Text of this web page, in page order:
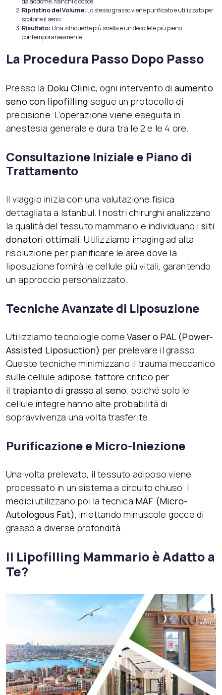
Ripristino del Volume: Lo stesso grasso viene purificato e utilizzato per
scolpire il seno.
Risultato: Una silhouette più snella e un décolleté più pieno
contemporaneamente.
La Procedura Passo Dopo Passo
Presso la Doku Clinic, ogni intervento di aumento
seno con lipofilling segue un protocollo di
precisione. L’operazione viene eseguita in
anestesia generale e dura tra le 2 e le 4 ore.
Consultazione Iniziale e Piano di
Trattamento
Il viaggio inizia con una valutazione fisica
dettagliata a Istanbul. I nostri chirurghi analizzano
la qualità del tessuto mammario e individuano i siti
donatori ottimali. Utilizziamo imaging ad alta
risoluzione per pianificare le aree dove la
liposuzione fornirà le cellule più vitali, garantendo
un approccio personalizzato.
Tecniche Avanzate di Liposuzione
Utilizziamo tecnologie comeVaser o PAL (Power-
Assisted Liposuction) per prelevare il grasso.
Queste tecniche minimizzano il trauma meccanico
sulle cellule adipose, fattore critico per
il trapianto di grasso al seno, poiché solo le
cellule integre hanno alte probabilità di
sopravvivenza una volta trasferite.
Purificazione e Micro-Iniezione
Una volta prelevato, il tessuto adiposo viene
processato in un sistema a circuito chiuso. I
medici utilizzano poi la tecnica MAF (Micro-
Autologous Fat), iniettando minuscole gocce di
grasso a diverse profondità.
Il Lipofilling Mammario è Adatto a
Te?